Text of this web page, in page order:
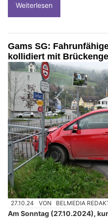
Weiterlesen
Gams SG:
kollidiert mit
27.10.24 VON BELMEDIA
Am Sonntag (27.10.2024),